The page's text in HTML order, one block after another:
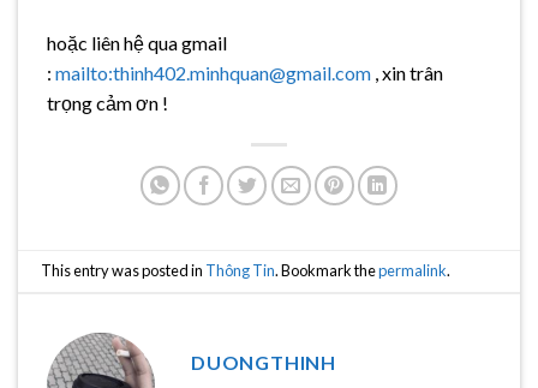
hoặc liên hệ qua gmail
: mailto:thinh402.minhquan@gmail.com , xin trân
trọng cảm ơn !
This entry was posted in Thông Tin. Bookmark thepermalink.
DUONGTHINH